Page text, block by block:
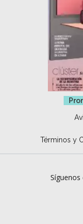
Términos y
Síguenos